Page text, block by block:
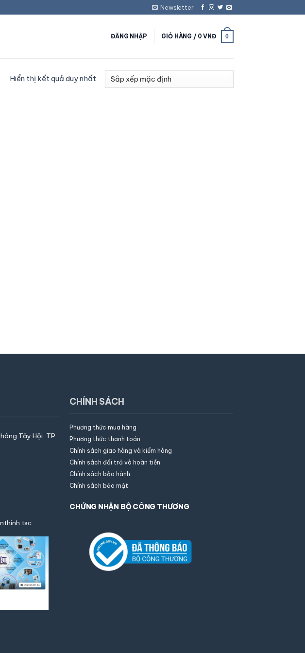
Newsletter
ĐĂNG NHẬP GIỎ HÀNG / 0VNĐ 0
Hiển thị kết quả duy nhất
Tây Hội, TP.
CHÍNH SÁCH
Phương thức mua hàng
Phương thức thanh toán
Chính sách giao hàng và kiểm hàng
Chính sách đổi trả và hoàn tiền
Chính sách bảo hành
Chính sách bảo mật
CHỨNG NHẬN BỘ CÔNG THƯƠNG
AI Assistant
Trực tuyến
Họ tên của bạn
Địa chỉ Email